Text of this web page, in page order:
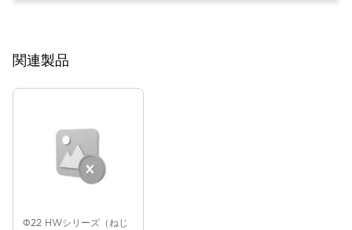
関連製品
Φ22 HWシリーズ（ねじ